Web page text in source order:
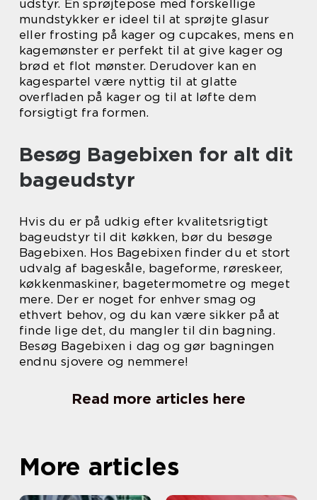
udstyr. En sprøjtepose med forskellige
mundstykker er ideel til at sprøjte glasur
eller frosting på kager og cupcakes, mens en
kagemønster er perfekt til at give kager og
brød et flot mønster. Derudover kan en
kagespartel være nyttig til at glatte
overfladen på kager og til at løfte dem
forsigtigt fra formen.
Besøg Bagebixen for alt dit
bageudstyr
Hvis du er på udkig efter kvalitetsrigtigt
bageudstyr til dit køkken, bør du besøge
Bagebixen. Hos Bagebixen finder du et stort
udvalg af bageskåle, bageforme, røreskeer,
køkkenmaskiner, bagetermometre og meget
mere. Der er noget for enhver smag og
ethvert behov, og du kan være sikker på at
finde lige det, du mangler til din bagning.
Besøg Bagebixen i dag og gør bagningen
endnu sjovere og nemmere!
Read more articles here
More articles